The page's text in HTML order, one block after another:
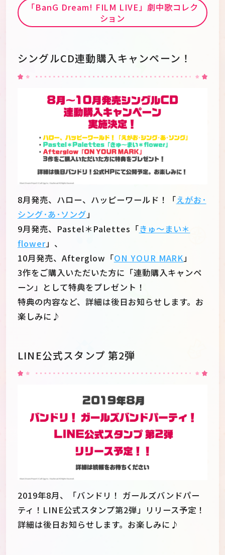
「BanG Dream! FILM LIVE」劇中歌コレク
ション
シングルCD連動購入キャンペーン！
8月発売、ハロー、ハッピーワールド！「えがお･
シング･あ･ソング」
9月発売、Pastel＊Palettes「きゅ～まい＊
flower」、
10月発売、Afterglow「ON YOUR MARK」
3作をご購入いただいた方に「連動購入キャンペ
ーン」として特典をプレゼント！
特典の内容など、詳細は後日お知らせします。お
楽しみに♪
LINE公式スタンプ 第2弾
2019年8月、「バンドリ！ ガールズバンドパー
ティ！LINE公式スタンプ第2弾」リリース予定！
詳細は後日お知らせします。お楽しみに♪